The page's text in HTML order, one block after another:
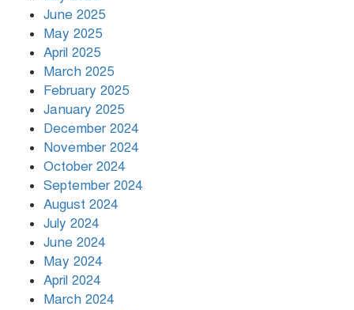
June 2025
May 2025
April 2025
March 2025
February 2025
January 2025
December 2024
November 2024
October 2024
September 2024
August 2024
July 2024
June 2024
May 2024
April 2024
March 2024